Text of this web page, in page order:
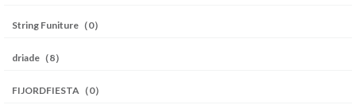
String Funiture（0）
driade（8）
FIJORDFIESTA（0）